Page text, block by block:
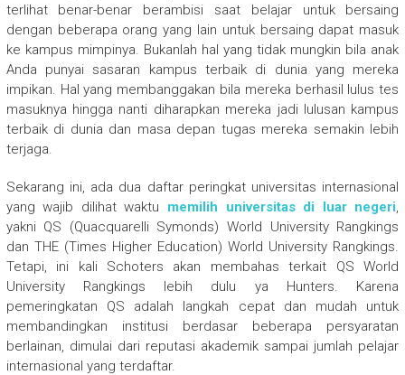
terlihat benar-benar berambisi saat belajar untuk bersaing
dengan beberapa orang yang lain untuk bersaing dapat masuk
ke kampus mimpinya. Bukanlah hal yang tidak mungkin bila anak
Anda punyai sasaran kampus terbaik di dunia yang mereka
impikan. Hal yang membanggakan bila mereka berhasil lulus tes
masuknya hingga nanti diharapkan mereka jadi lulusan kampus
terbaik di dunia dan masa depan tugas mereka semakin lebih
terjaga.
Sekarang ini, ada dua daftar peringkat universitas internasional
yang wajib dilihat waktu memilih universitas di luar negeri,
yakni QS (Quacquarelli Symonds) World University Rangkings
dan THE (Times Higher Education) World University Rangkings.
Tetapi, ini kali Schoters akan membahas terkait QS World
University Rangkings lebih dulu ya Hunters. Karena
pemeringkatan QS adalah langkah cepat dan mudah untuk
membandingkan institusi berdasar beberapa persyaratan
berlainan, dimulai dari reputasi akademik sampai jumlah pelajar
internasional yang terdaftar.